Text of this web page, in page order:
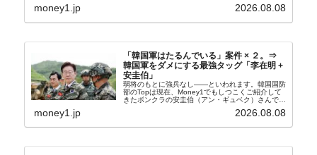
たといわれます（後述）。これは、いわゆる「塩田
money1.jp 2026.08.08
「韓国軍はたるんでいる」案件 × ２。⇒
韓国軍をダメにする最強タッグ「李在明 +
安圭伯」
弱将のもとに強兵なし――といわれます。韓国国防
部のTopは現在、Money1でもしつこくご紹介して
きたボンクラの安圭伯（アン・ギュベク）さんで
さんと「韓国初の文官上がり」の国防部長官安圭伯
money1.jp 2026.08.08